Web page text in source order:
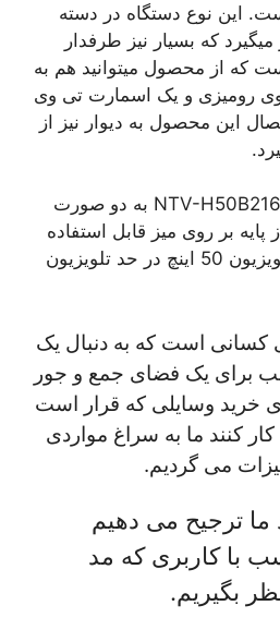
این نوع دستگاه در دسته
که بسیار نیز طرفدار
که از محصول میتوانید هم به
رومیزی و یک اسمارت تی وی
این محصول به دیوار نیز از
تلویزیون نکسار مدل NTV-H50B216N به دو صورت
پایه بر روی میز قابل استفاده
می باشد. کیفیت این تلویزیون 50 اینچ در حد تلویزیون
کسانی است که به دنبال یک
برای یک فضای جمع و جور
خرید وسایلی که قرار است
کنند ما به سراغ مواردی
می گردیم.
ما ترجیح می دهیم
با کاربری که مد
بگیریم.